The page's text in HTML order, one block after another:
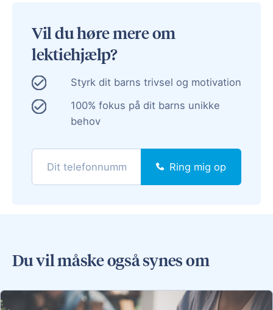
Vil du høre mere om
lektiehjælp?
Styrk dit barns trivsel og motivation
100% fokus på dit barns unikke
behov
Ring mig op
Du vil måske også synes om